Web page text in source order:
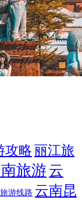
攻略丽江旅
旅游 云
游线路 云南昆